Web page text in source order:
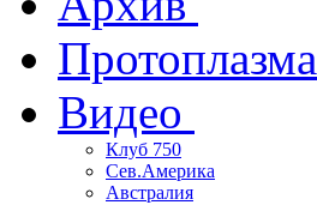
Протоплазма
Видео
Клуб 750
Сев.Америка
Австралия